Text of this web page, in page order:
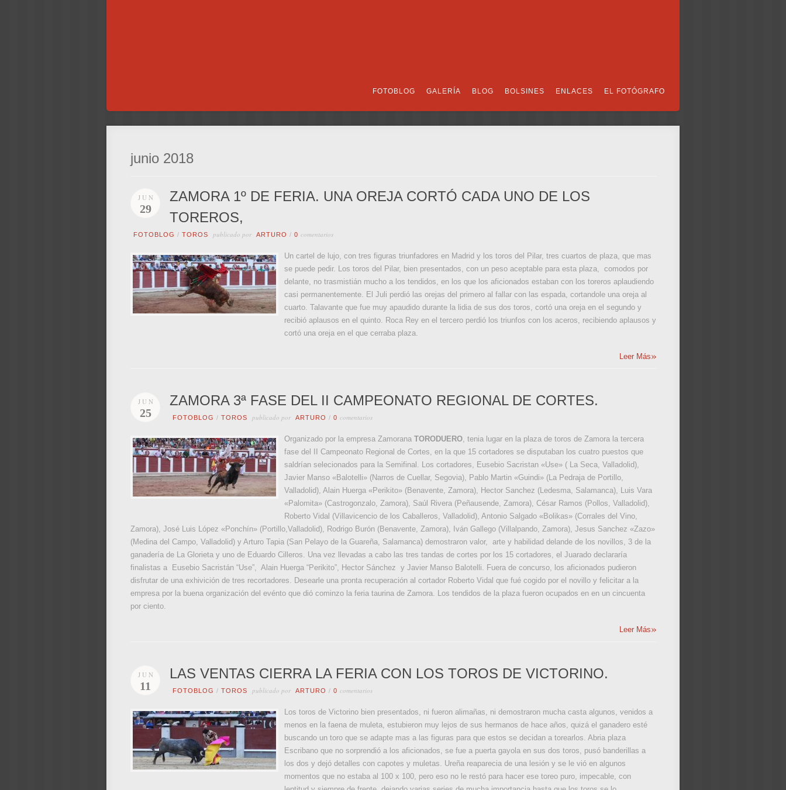
FOTOBLOG GALERÍA BLOG BOLSINES ENLACES EL FOTÓGRAFO
junio 2018
JUN
29
ZAMORA 1º DE FERIA. UNA OREJA CORTÓ CADA UNO DE LOS
TOREROS,
FOTOBLOG / TOROS publicado por ARTURO / 0 comentarios
Un cartel de lujo, con tres figuras triunfadores en Madrid y los toros del Pilar, tres cuartos de plaza, que mas
se puede pedir. Los toros del Pilar, bien presentados, con un peso aceptable para esta plaza, comodos por
delante, no trasmistián mucho a los tendidos, en los que los aficionados estaban con los toreros aplaudiendo
casi permanentemente. El Juli perdió las orejas del primero al fallar con las espada, cortandole una oreja al
cuarto. Talavante que fue muy apaudido durante la lidia de sus dos toros, cortó una oreja en el segundo y
recibió aplausos en el quinto. Roca Rey en el tercero perdió los triunfos con los aceros, recibiendo aplausos y
cortó una oreja en el que cerraba plaza.
Leer Más»
JUN
25
ZAMORA 3ª FASE DEL II CAMPEONATO REGIONAL DE CORTES.
FOTOBLOG / TOROS publicado por ARTURO / 0 comentarios
Organizado por la empresa Zamorana TORODUERO, tenia lugar en la plaza de toros de Zamora la tercera
fase del II Campeonato Regional de Cortes, en la que 15 cortadores se disputaban los cuatro puestos que
saldrían selecionados para la Semifinal. Los cortadores, Eusebio Sacristan «Use» ( La Seca, Valladolid),
Javier Manso «Balotelli» (Narros de Cuellar, Segovia), Pablo Martin «Guindi» (La Pedraja de Portillo,
Valladolid), Alain Huerga «Perikito» (Benavente, Zamora), Hector Sanchez (Ledesma, Salamanca), Luis Vara
«Palomita» (Castrogonzalo, Zamora), Saúl Rivera (Peñausende, Zamora), César Ramos (Pollos, Valladolid),
Roberto Vidal (Villavicencio de los Caballeros, Valladolid), Antonio Salgado «Bolikas» (Corrales del Vino,
Zamora), José Luis López «Ponchín» (Portillo,Valladolid), Rodrigo Burón (Benavente, Zamora), Iván Gallego (Villalpando, Zamora), Jesus Sanchez «Zazo»
(Medina del Campo, Valladolid) y Arturo Tapia (San Pelayo de la Guareña, Salamanca) demostraron valor, arte y habilidad delande de los novillos, 3 de la
ganadería de La Glorieta y uno de Eduardo Cilleros. Una vez llevadas a cabo las tres tandas de cortes por los 15 cortadores, el Juarado declararía
finalistas a
Eusebio Sacristán “Use”, Alain Huerga “Perikito”, Hector Sánchez y Javier Manso Balotelli. Fuera de concurso, los aficionados pudieron
disfrutar de una exhivición de tres recortadores. Desearle una pronta recuperación al cortador Roberto Vidal que fué cogido por el novillo y felicitar a la
empresa por la buena organización del evénto que dió cominzo la feria taurina de Zamora. Los tendidos de la plaza fueron ocupados en en un cincuenta
por ciento.
Leer Más»
JUN
11
LAS VENTAS CIERRA LA FERIA CON LOS TOROS DE VICTORINO.
FOTOBLOG / TOROS publicado por ARTURO / 0 comentarios
Los toros de Victorino bien presentados, ni fueron alimañas, ni demostraron mucha casta algunos, venidos a
menos en la faena de muleta, estubieron muy lejos de sus hermanos de hace años, quizá el ganadero esté
buscando un toro que se adapte mas a las figuras para que estos se decidan a torearlos. Abria plaza
Escribano que no sorprendió a los aficionados, se fue a puerta gayola en sus dos toros, pusó banderillas a
los dos y dejó detalles con capotes y muletas. Ureña reaparecia de una lesión y se le vió en algunos
momentos que no estaba al 100 x 100, pero eso no le restó para hacer ese toreo puro, impecable, con